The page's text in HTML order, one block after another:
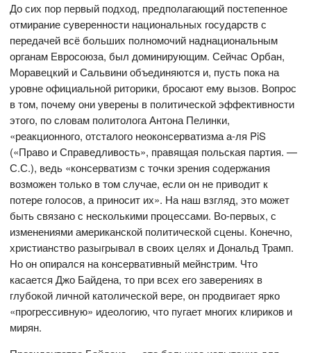
До сих пор первый подход, предполагающий постепенное
отмирание суверенности национальных государств с
передачей всё больших полномочий наднациональным
органам Евросоюза, был доминирующим. Сейчас Орбан,
Моравецкий и Сальвини объединяются и, пусть пока на
уровне официальной риторики, бросают ему вызов. Вопрос
в том, почему они уверены в политической эффективности
этого, по словам политолога Антона Пелинки,
«реакционного, отсталого неоконсерватизма а-ля PiS
(«Право и Справедливость», правящая польская партия. —
С.С.), ведь «консерватизм с точки зрения содержания
возможен только в том случае, если он не приводит к
потере голосов, а приносит их». На наш взгляд, это может
быть связано с несколькими процессами. Во-первых, с
изменениями американской политической сцены. Конечно,
христианство разыгрывал в своих целях и Дональд Трамп.
Но он опирался на консервативный мейнстрим. Что
касается Джо Байдена, то при всех его заверениях в
глубокой личной католической вере, он продвигает ярко
«прогрессивную» идеологию, что пугает многих клириков и
мирян.